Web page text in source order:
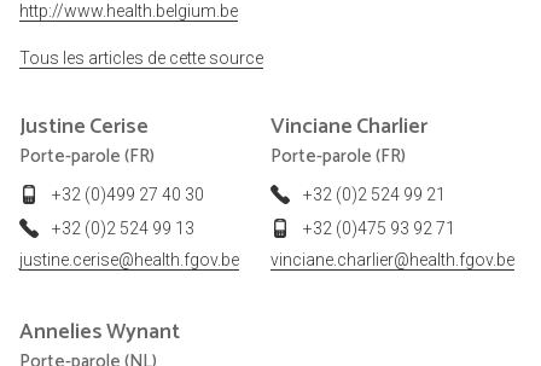
http://www.health.belgium.be
Tous les articles de cette source
JustineCerise
Porte-parole (FR)
+32 (0)499 27 40 30
+32 (0)2 524 99 13
justine.cerise@health.fgov.be
VincianeCharlier
Porte-parole (FR)
+32 (0)2 524 99 21
+32 (0)475 93 92 71
vinciane.charlier@health.fgov.be
AnneliesWynant